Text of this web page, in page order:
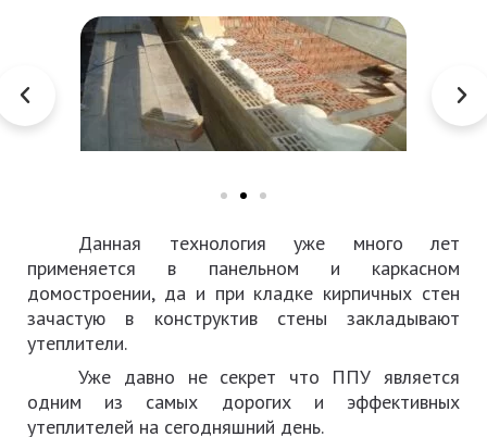
Данная технология уже много лет
применяется в панельном и каркасном
домостроении, да и при кладке кирпичных стен
зачастую в конструктив стены закладывают
утеплители.
Уже давно не секрет что ППУ является
одним из самых дорогих и эффективных
утеплителей на сегодняшний день.